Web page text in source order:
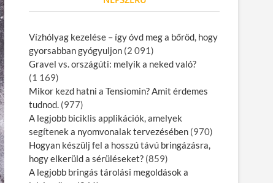
Vízhólyag kezelése – így óvd meg a bőröd, hogy
gyorsabban gyógyuljon (2 091)
Gravel vs. országúti: melyik a neked való?
(1 169)
Mikor kezd hatni a Tensiomin? Amit érdemes
tudnod. (977)
A legjobb biciklis applikációk, amelyek
segítenek a nyomvonalak tervezésében (970)
Hogyan készülj fel a hosszú távú bringázásra,
hogy elkerüld a sérüléseket? (859)
A legjobb bringás tárolási megoldások a